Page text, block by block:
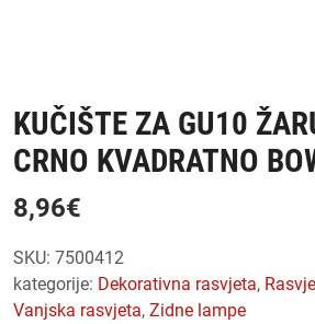
KUČIŠTE ZA GU10
CRNO KVADRATNO
8,96€
SKU: 7500412
kategorije:
dekorativna rasvjeta,
vanjska rasvjeta,
zidne lampe